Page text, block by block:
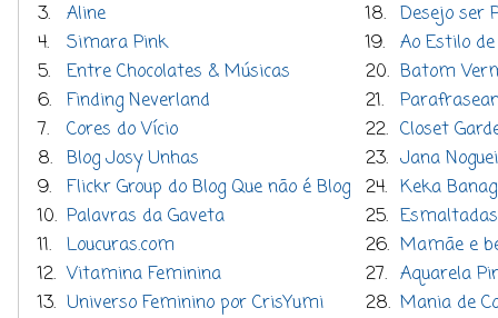
3.
Aline 18. Desejo ser
4.
Simara Pink 19. Ao Estilo
5.
Entre Chocolates & Músicas 20. Batom
6. Finding Neverland 21.
7.
Cores do Vício 22. Closet
8. Blog Josy Unhas 23. Jana
9. Flickr Group do Blog Que não é Blog 24. Keka
10. Palavras da Gaveta 25.
11. Loucuras.com 26. Mamãe e
12. Vitamina Feminina 27. Aquarela
13. Universo Feminino por CrisYumi 28. Mania de